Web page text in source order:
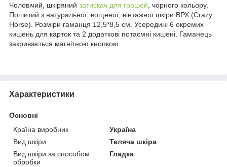
Чоловічий, шкіряний затискач для грошей , чорного кольору.
Пошитий з натуральної, вощеної, вінтажної шкіри ВРХ (Crazy
Horse). Розміри гаманця 12,5*8,5 см. Усередині 6 окремих
кишень для карток та 2 додаткові потаємні кишені. Гаманець
закривається магнітною кнопкою.
Характеристики
Основні
Країна виробник
Україна
Вид шкіри
Теляча шкіра
Вид шкіри за способом
обробки
Гладка